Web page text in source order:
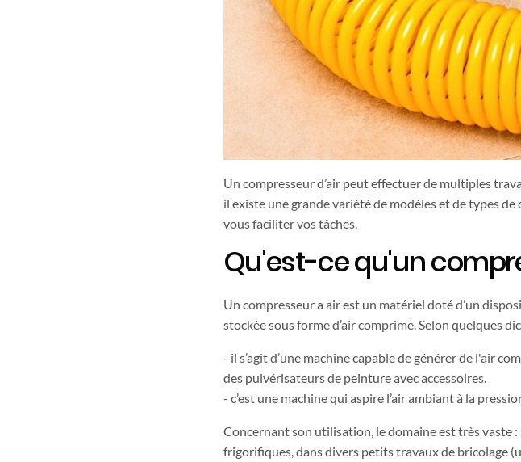
Un compresseur d’air peut effectuer de multiples
il existe une grande variété de modèles et de types
vous faciliter vos tâches.
Qu'est-ce qu'un
Un compresseur a air est un matériel doté d’un
stockée sous forme d’air comprimé. Selon quelques
- il s’agit d’une machine capable de générer de l'air
des pulvérisateurs de peinture avec accessoires.
- c’est une machine qui aspire l’air ambiant à la
Concernant son utilisation, le domaine est très vaste
frigorifiques, dans divers petits travaux de bricolage